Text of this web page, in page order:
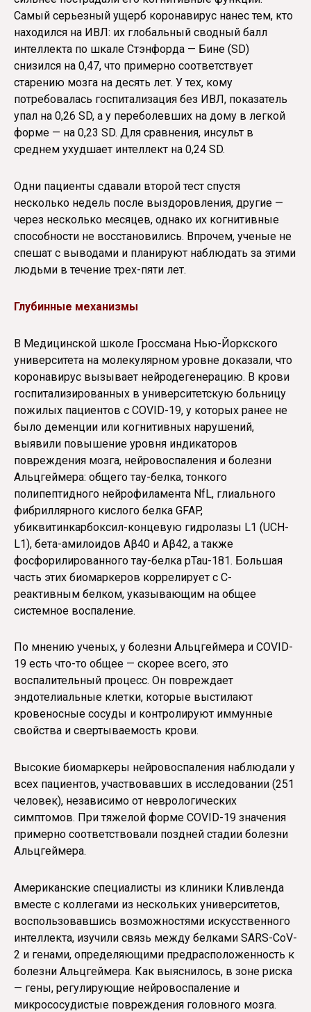
Самый серьезный ущерб коронавирус нанес тем, кто
находился на ИВЛ: их глобальный сводный балл
интеллекта по шкале Стэнфорда — Бине (SD)
снизился на 0,47, что примерно соответствует
старению мозга на десять лет. У тех, кому
потребовалась госпитализация без ИВЛ, показатель
упал на 0,26 SD, а у переболевших на дому в легкой
форме — на 0,23 SD. Для сравнения, инсульт в
среднем ухудшает интеллект на 0,24 SD.
Одни пациенты сдавали второй тест спустя
несколько недель после выздоровления, другие —
через несколько месяцев, однако их когнитивные
способности не восстановились. Впрочем, ученые не
спешат с выводами и планируют наблюдать за этими
людьми в течение трех-пяти лет.
Глубинные механизмы
В Медицинской школе Гроссмана Нью-Йоркского
университета на молекулярном уровне доказали, что
коронавирус вызывает нейродегенерацию. В крови
госпитализированных в университетскую больницу
пожилых пациентов с COVID-19, у которых ранее не
было деменции или когнитивных нарушений,
выявили повышение уровня индикаторов
повреждения мозга, нейровоспаления и болезни
Альцгеймера: общего тау-белка, тонкого
полипептидного нейрофиламента NfL, глиального
фибриллярного кислого белка GFAP,
убиквитинкарбоксил-концевую гидролазы L1 (UCH-
L1), бета-амилоидов Aβ40 и Aβ42, а также
фосфорилированного тау-белка pTau-181. Большая
часть этих биомаркеров коррелирует с С-
реактивным белком, указывающим на общее
системное воспаление.
По мнению ученых, у болезни Альцгеймера и COVID-
19 есть что-то общее — скорее всего, это
воспалительный процесс. Он повреждает
эндотелиальные клетки, которые выстилают
кровеносные сосуды и контролируют иммунные
свойства и свертываемость крови.
Высокие биомаркеры нейровоспаления наблюдали у
всех пациентов, участвовавших в исследовании (251
человек), независимо от неврологических
симптомов. При тяжелой форме COVID-19 значения
примерно соответствовали поздней стадии болезни
Альцгеймера.
Американские специалисты из клиники Кливленда
вместе с коллегами из нескольких университетов,
воспользовавшись возможностями искусственного
интеллекта, изучили связь между белками SARS-CoV-
2 и генами, определяющими предрасположенность к
болезни Альцгеймера. Как выяснилось, в зоне риска
— гены, регулирующие нейровоспаление и
микрососудистые повреждения головного мозга.